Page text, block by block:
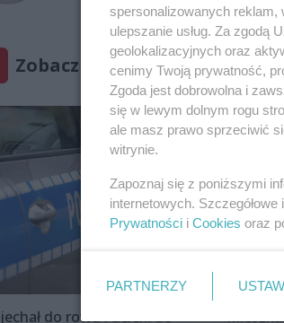
Zobacz też
do rowu i uciekł do
spersonalizowanych reklam,
ulepszanie usług. Za zgodą
geolokalizacyjnych oraz
cenimy Twoją prywatność,
Zgoda jest dobrowolna i
się w lewym dolnym rogu
ale masz prawo sprzeciwić
witrynie.
Zapoznaj się z poniższymi
internetowych.
Prywatności i Cookies oraz
PARTNERZY